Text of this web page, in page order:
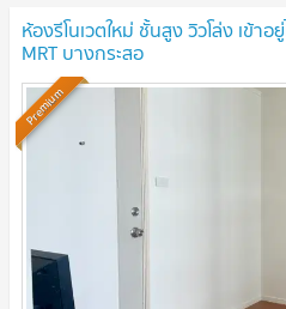
ห้องรีโนเวตใหม่ ชั้นสูง วิวโล่ง เข้า
MRT บางกระสอ
Premium